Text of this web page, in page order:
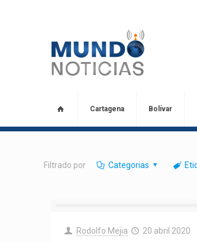
Cartagena Bolívar
Filtrado por Categorias
Rodolfo Mejia 20 abril 2020